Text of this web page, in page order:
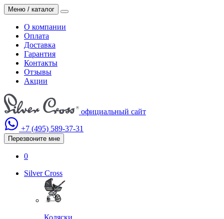
Меню / каталог
О компании
Оплата
Доставка
Гарантия
Контакты
Отзывы
Акции
официальный сайт
+7 (495) 589-37-31
Перезвоните мне
0
Silver Cross